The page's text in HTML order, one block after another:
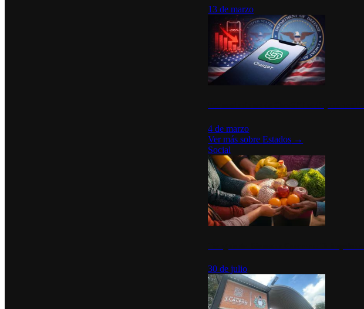
13 de marzo
4 de marzo
Ver más sobreEstados →
Social
30 de julio